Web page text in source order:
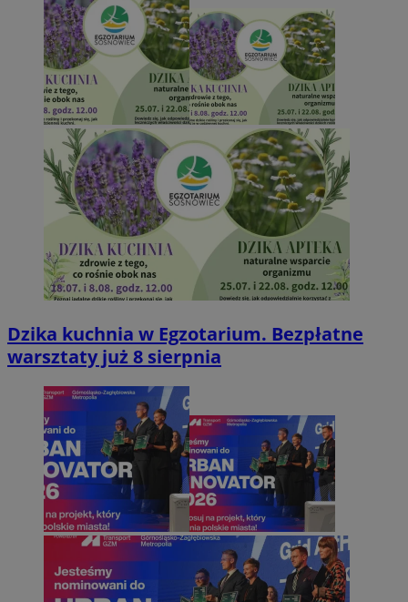
Dzika kuchnia w Egzotarium. Bezpłatne
warsztaty już 8 sierpnia